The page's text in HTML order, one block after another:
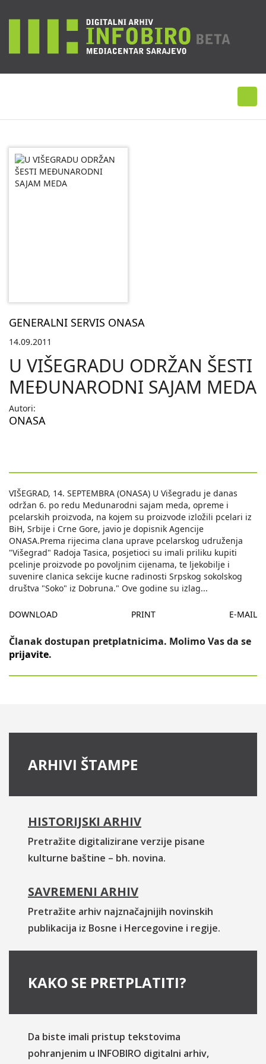
GENERALNI SERVIS ONASA
14.09.2011
U VIŠEGRADU ODRŽAN ŠESTI
MEÐUNARODNI SAJAM MEDA
Autori:
ONASA
VIŠEGRAD, 14. SEPTEMBRA (ONASA) U Višegradu je danas
održan 6. po redu Medunarodni sajam meda, opreme i
pcelarskih proizvoda, na kojem su proizvode izložili pcelari iz
BiH, Srbije i Crne Gore, javio je dopisnik Agencije
ONASA.Prema rijecima clana uprave pcelarskog udruženja
"Višegrad" Radoja Tasica, posjetioci su imali priliku kupiti
pcelinje proizvode po povoljnim cijenama, te ljekobilje i
suvenire clanica sekcije kucne radinosti Srpskog sokolskog
društva "Soko" iz Dobruna." Ove godine su izlag...
DOWNLOAD PRINT E-MAIL
Članak dostupan pretplatnicima. Molimo Vas da se
prijavite.
ARHIVI ŠTAMPE
HISTORIJSKI ARHIV
Pretražite digitalizirane verzije pisane
kulturne baštine – bh. novina.
SAVREMENI ARHIV
Pretražite arhiv najznačajnijih novinskih
publikacija iz Bosne i Hercegovine i regije.
KAKO SE PRETPLATITI?
Da biste imali pristup tekstovima
pohranjenim u INFOBIRO digitalni arhiv,